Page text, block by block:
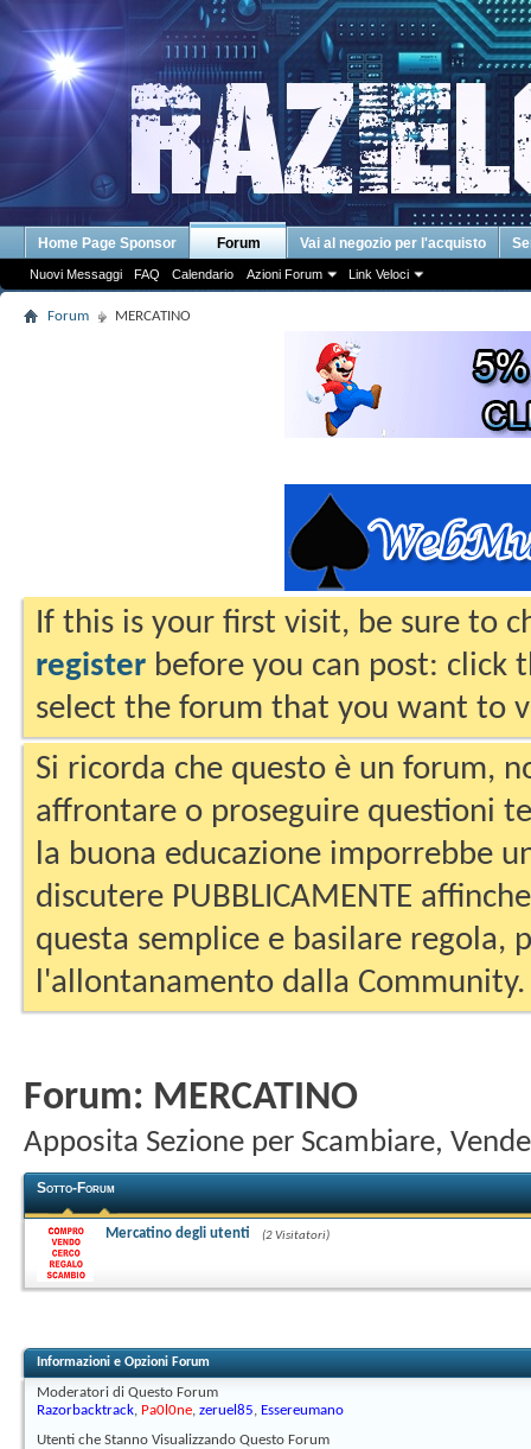
Home Page Sponsor Forum
Nuovi Messaggi FAQ Calendario Azioni Forum Link Veloci
Vai al negozio per l'acquisto
Forum MERCATINO
If this is your first visit, be sure to
register before you can post: click
select the forum that you want to
Si ricorda che questo è un forum,
affrontare o proseguire questioni
la buona educazione imporrebbe
discutere PUBBLICAMENTE
questa semplice e basilare regola,
l'allontanamento dalla Community.
Forum: MERCATINO
Apposita Sezione per Scambiare,
Sotto-Forum
Mercatino degli utenti (2 Visitatori)
Informazioni e Opzioni Forum
Moderatori di Questo Forum
Razorbacktrack, Pa0l0ne, zeruel85, Essereumano
Utenti che Stanno Visualizzando Questo Forum